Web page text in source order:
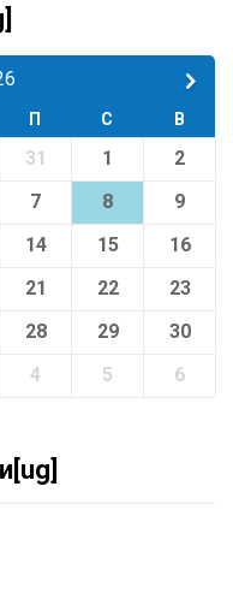
П С В
31 1
2
7 8
9
14 15
16
21 22
23
28 29
30
4 5 6